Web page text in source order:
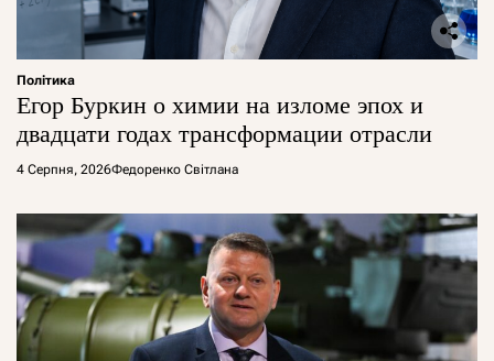
Політика
Егор Буркин о химии на изломе эпох и
двадцати годах трансформации отрасли
4 Серпня, 2026Федоренко Світлана